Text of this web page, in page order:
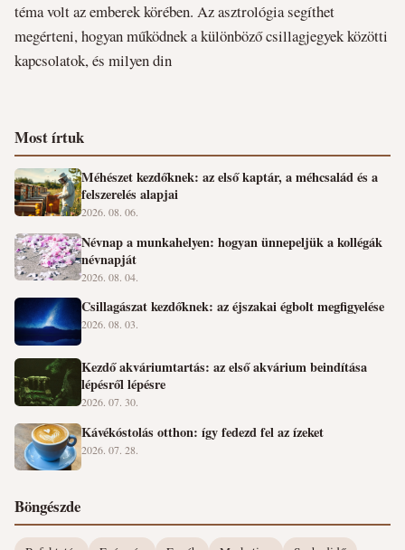
téma volt az emberek körében. Az asztrológia segíthet
megérteni, hogyan működnek a különböző csillagjegyek közötti
kapcsolatok, és milyen din
Most írtuk
Méhészet kezdőknek: az első kaptár, a méhcsalád és a
felszerelés alapjai
2026. 08. 06.
Névnap a munkahelyen: hogyan ünnepeljük a kollégák
névnapját
2026. 08. 04.
Csillagászat kezdőknek: az éjszakai égbolt megfigyelése
2026. 08. 03.
Kezdő akváriumtartás: az első akvárium beindítása
lépésről lépésre
2026. 07. 30.
Kávékóstolás otthon: így fedezd fel az ízeket
2026. 07. 28.
Böngészde